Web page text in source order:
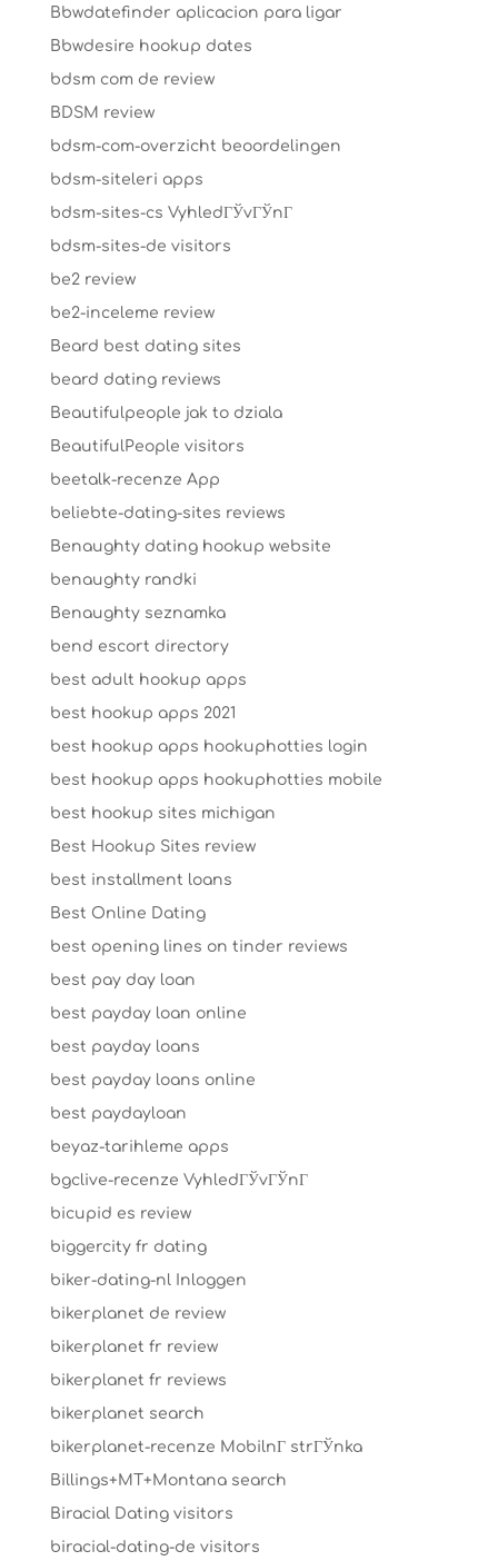
Bbwdatefinder aplicacion para ligar
Bbwdesire hookup dates
bdsm com de review
BDSM review
bdsm-com-overzicht beoordelingen
bdsm-siteleri apps
bdsm-sites-cs VyhledГЎvГЎnГ­
bdsm-sites-de visitors
be2 review
be2-inceleme review
Beard best dating sites
beard dating reviews
Beautifulpeople jak to dziala
BeautifulPeople visitors
beetalk-recenze App
beliebte-dating-sites reviews
Benaughty dating hookup website
benaughty randki
Benaughty seznamka
bend escort directory
best adult hookup apps
best hookup apps 2021
best hookup apps hookuphotties login
best hookup apps hookuphotties mobile
best hookup sites michigan
Best Hookup Sites review
best installment loans
Best Online Dating
best opening lines on tinder reviews
best pay day loan
best payday loan online
best payday loans
best payday loans online
best paydayloan
beyaz-tarihleme apps
bgclive-recenze VyhledГЎvГЎnГ­
bicupid es review
biggercity fr dating
biker-dating-nl Inloggen
bikerplanet de review
bikerplanet fr review
bikerplanet fr reviews
bikerplanet search
bikerplanet-recenze MobilnГ­ strГЎnka
Billings+MT+Montana search
Biracial Dating visitors
biracial-dating-de visitors